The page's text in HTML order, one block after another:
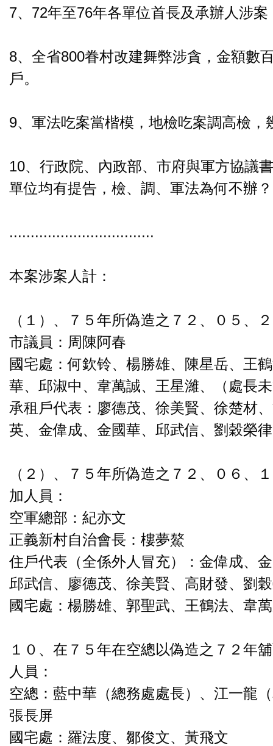
7、72年至76年各單位首長及承辦人涉
8、全省800眷村改建舞弊涉貪，金額數
戶。
9、軍法吃案當楷模，地檢吃案調高檢，
10、行政院、內政部、市府與軍方協議
單位均有提告，檢、調、軍法為何不辦？
..................................
本案涉案人計：
（１）、７５年所偽造之７２、０５、
市議員：周陳阿春
國宅處：何欽铃、楊勝雄、陳星岳、王
華、邱淑中、韋萬誠、王星濰、（處長
承租戶代表：廖德茂、徐美賢、徐楚材
英、金偉成、金國華、邱武信、劉穀榮
（２）、７５年所偽造之７２、０６、
加人員：
空軍總部：紀亦文
正義新村自治會長：樓夢鰲
住戶代表（全係外人冒充）：金偉成、
邱武信、廖德茂、徐美賢、高財發、劉
國宅處：楊勝雄、郭聖武、王鶴法、韋
１０、在７５年在空總以偽造之７２年
人員：
空總：藍中華（總務處處長）、江一龍
張長屏
國宅處：羅法度、鄒俊文、黃飛文